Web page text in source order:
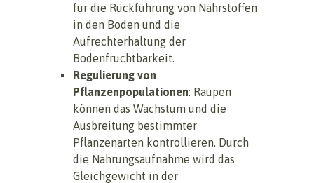
für die Rückführung von Nährstoffen
in den Boden und die
Aufrechterhaltung der
Bodenfruchtbarkeit.
Regulierung von
Pflanzenpopulationen: Raupen
können das Wachstum und die
Ausbreitung bestimmter
Pflanzenarten kontrollieren. Durch
die Nahrungsaufnahme wird das
Gleichgewicht in der